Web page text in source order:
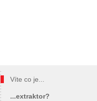
Víte co je...
...extraktor?